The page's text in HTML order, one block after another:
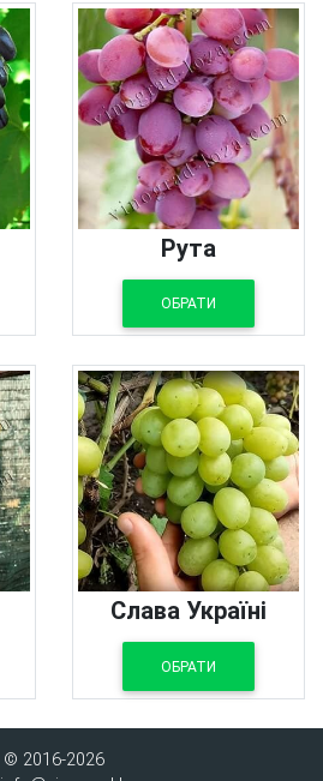
Рута
ОБРАТИ
Слава Україні
ОБРАТИ
© 2016-2026